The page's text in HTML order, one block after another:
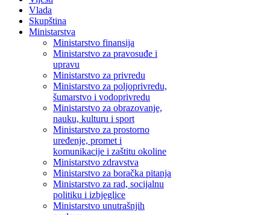
Vlada
Skupština
Ministarstva
Ministarstvo finansija
Ministarstvo za pravosuđe i
upravu
Ministarstvo za privredu
Ministarstvo za poljoprivredu,
šumarstvo i vodoprivredu
Ministarstvo za obrazovanje,
nauku, kulturu i sport
Ministarstvo za prostorno
uređenje, promet i
komunikacije i zaštitu okoline
Ministarstvo zdravstva
Ministarstvo za boračka pitanja
Ministarstvo za rad, socijalnu
politiku i izbjeglice
Ministarstvo unutrašnjih